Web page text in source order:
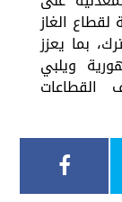
لقطاع الغاز
بما يعزز
ويلبي
القطاعات